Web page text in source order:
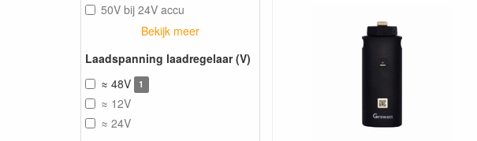
50V bij 24V accu
Bekijk meer
Laadspanning laadregelaar (V)
≈ 48V
1
≈ 12V
≈ 24V